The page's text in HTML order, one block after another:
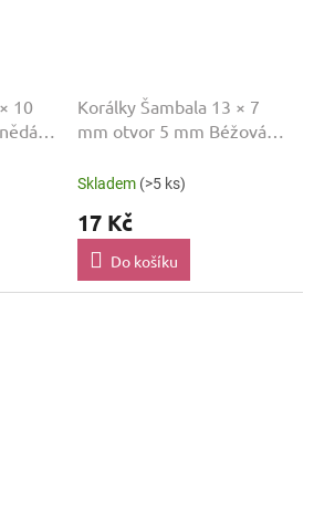
10
Korálky Šambala 13 × 7
mm otvor 5 mm Béžová
Skladem (>5 ks)
17 Kč
Do košíku